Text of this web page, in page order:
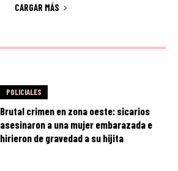
CARGAR MÁS
POLICIALES
Brutal crimen en zona oeste: sicarios
asesinaron a una mujer embarazada e
hirieron de gravedad a su hijita